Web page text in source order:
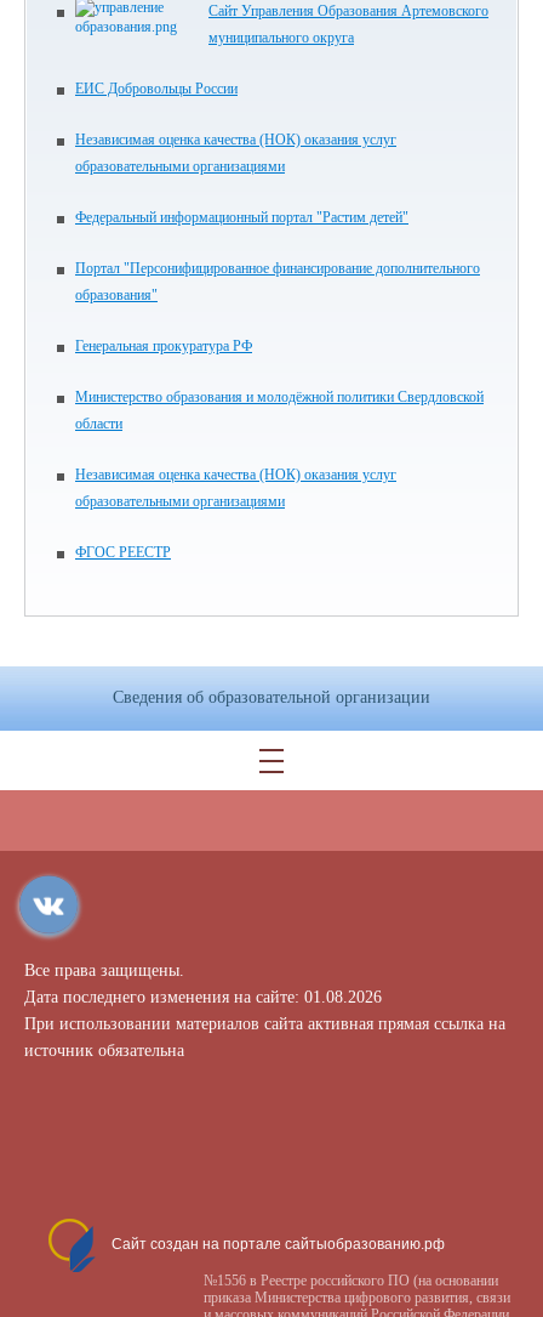
Сайт Управления Образования Артемовского
муниципального округа
ЕИС Добровольцы России
Независимая оценка качества (НОК) оказания услуг
образовательными организациями
Федеральный информационный портал "Растим детей"
Портал "Персонифицированное финансирование дополнительного
образования"
Генеральная прокуратура РФ
Министерство образования и молодёжной политики Свердловской
области
Независимая оценка качества (НОК) оказания услуг
образовательными организациями
ФГОС РЕЕСТР
Сведения об образовательной организации
Все права защищены.
Дата последнего изменения на сайте: 01.08.2026
При использовании материалов сайта активная прямая ссылка на
источник обязательна
Сайт создан на портале сайтыобразованию.рф
№1556 в Реестре российского ПО (на основании
приказа Министерства цифрового развития, связи